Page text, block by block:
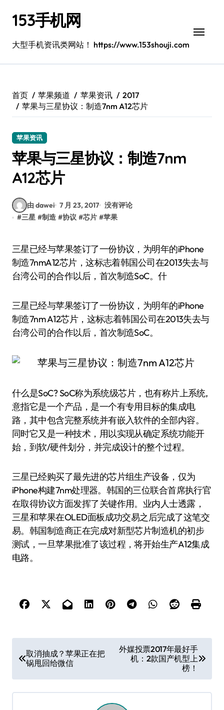
153手机网
大型手机资讯类网站！ https://www.153shouji.com
首页 苹果频道 苹果资讯
2017
苹果与三星协议：制造7nm A12芯片
苹果资讯
苹果与三星协议：制造7nm
A12芯片
由 dawei 7 月 23, 2017 没有评论
#三星 #制造 #协议 #芯片 #苹果
三星已经与苹果签订了一份协议，为明年的iPhone
制造7nmA12芯片，这标志着韩国公司在2013失去与
台湾公司的合作以后，首次制造SoC。什
三星已经与苹果签订了一份协议，为明年的iPhone
制造7nm A12芯片，这标志着韩国公司在2013失去与
台湾公司的合作以后，首次制造SoC。
什么是SoC? SoC称为系统级芯片，也有称片上系统,
意指它是一个产品，是一个有专用目标的集成电
路，其中包含完整系统并有嵌入软件的全部内容。
同时它又是一种技术，用以实现从确定系统功能开
始，到软/硬件划分，并完成设计的整个过程。
三星已经购买了最先进的芯片组生产设备，仅为
iPhone构建7nm处理器。韩国的三位联合首席执行官
在取得协议方面发挥了关键作用。业内人士透露，
三星和苹果在OLED面板成功交易之后完成了这笔交
易。韩国制造商正在完成对新型芯片制造机的初步
测试，一旦苹果批准了该过程，将开始生产A12集成
电路。
章
导
航
取消抽成？苹果正在把
锅甩回给微信
外媒投票2017年最好手
机：2款国产机型上
榜！